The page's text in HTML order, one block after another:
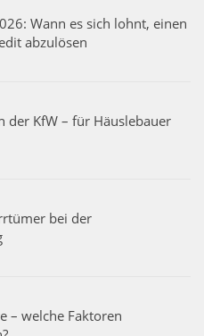
Wann es sich lohnt, einen
abzulösen
der KfW – für Häuslebauer
bei der
– welche Faktoren